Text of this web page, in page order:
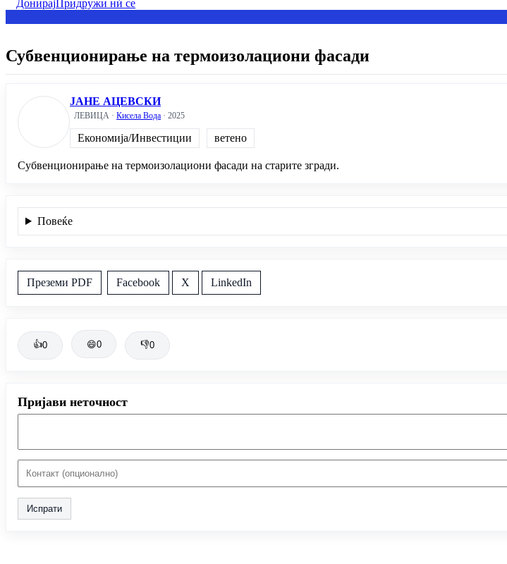
ДонирајПридружи нѝ се
Субвенционирање на термоизолациони фасади
ЈАНЕ АЦЕВСКИ
ЛЕВИЦА · Кисела Вода · 2025
Економија/Инвестиции ветено
Субвенционирање на термоизолациони фасади на старите згради.
Повеќе
Преземи PDF Facebook X LinkedIn
👍0 😄0 👎0
Пријави неточност
Испрати